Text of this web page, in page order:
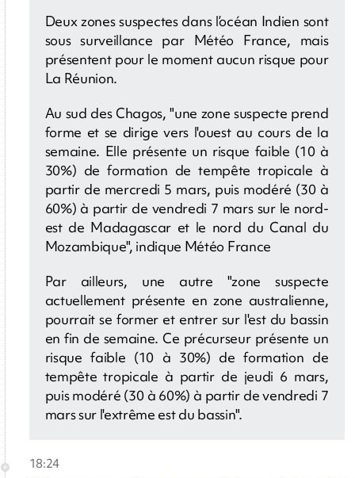
Deux zones suspectes dans l’océan Indien sont
sous surveillance par Météo France, mais
présentent pour le moment aucun risque pour
La Réunion.
Au sud des Chagos, "une zone suspecte prend
forme et se dirige vers l'ouest au cours de la
semaine. Elle présente un risque faible (10 à
30%) de formation de tempête tropicale à
partir de mercredi 5 mars, puis modéré (30 à
60%) à partir de vendredi 7 mars sur le nord-
est de Madagascar et le nord du Canal du
Mozambique", indique Météo France
Par ailleurs, une autre "zone suspecte
actuellement présente en zone australienne,
pourrait se former et entrer sur l'est du bassin
en fin de semaine. Ce précurseur présente un
risque faible (10 à 30%) de formation de
tempête tropicale à partir de jeudi 6 mars,
puis modéré (30 à 60%) à partir de vendredi 7
mars sur l'extrême est du bassin".
18:24